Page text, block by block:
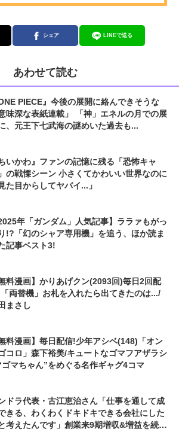
シェア LINEで送る
あわせて読む
ONE PIECE』今後の展開に絡んできそうな
意味深な表紙連載」 「神」エネルの月での展
、元王下七武海の謎めいた過去も...
ちいかわ』ファンの記憶に残る「恐怖キャ
の戦慄シーン 小さくてかわいい世界なのに
見た目からしてヤバイ...」
2025年「ガンダム」人気記事】ララァもがっ
!?「幻のシャア専用機」を追う、ほか読ま
記事ベスト3!
無料漫画】かりあげクン(2093回)毎日2回配
両替機」お札を入れたら出てきたのは.../
まさし
無料漫画】毎日配信!少年アシベ(148)「オン
コロ」森下裕美/キュートなゴマフアザラシ
ゴマちゃん”をめぐる名作ギャグ4コマ
ドラ代表・古江恵治さん「仕事を通して成
きる、わくわくドキドキできる会社にした
考えたんです」創業来9期増収&増益を続け